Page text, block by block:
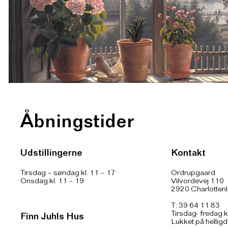
Åbningstider
Udstillingerne
Tirsdag – søndag kl. 11 – 17
Onsdag kl. 11 – 19
Finn Juhls Hus
Kontakt
Ordrupgaard
Vilvordevej 110
2920
T: 39 64 11 83
Tirsdag- fredag
Lukket på